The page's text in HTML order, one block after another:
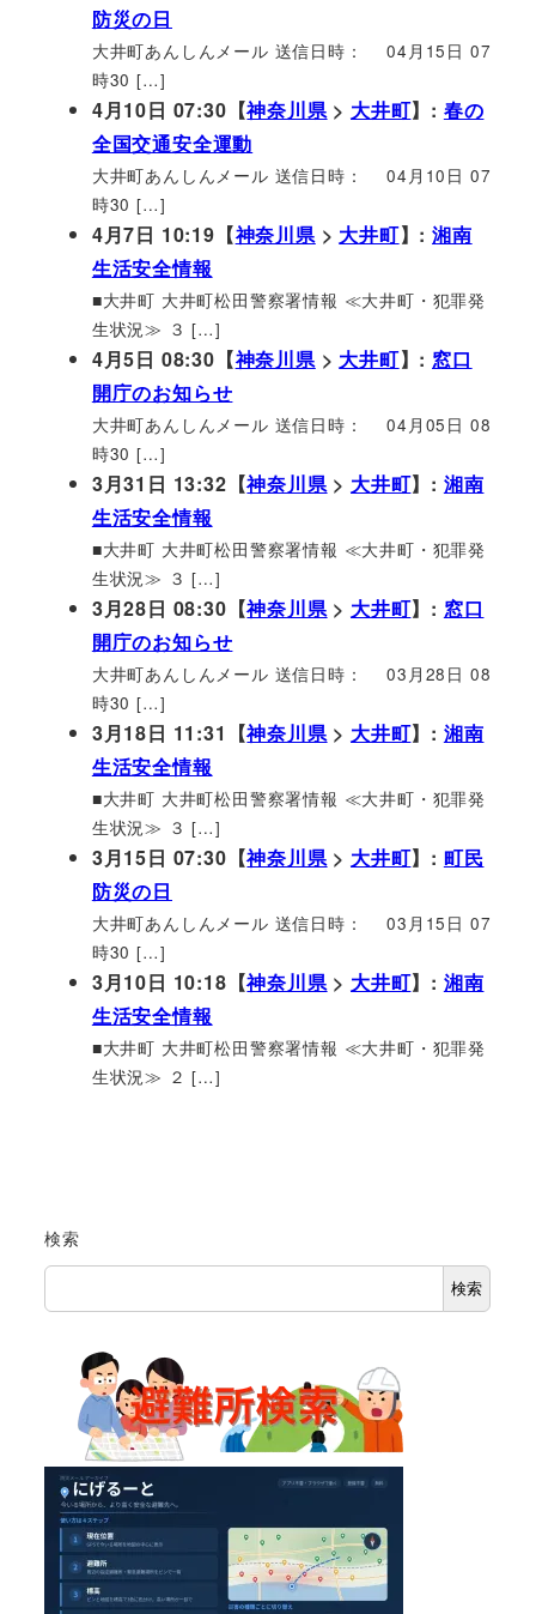
防災の日
大井町あんしんメール 送信日時： 04月15日 07
時30 […]
4月10日 07:30【神奈川県> 大井町】: 春の
全国交通安全運動
大井町あんしんメール 送信日時： 04月10日 07
時30 […]
4月7日 10:19【神奈川県> 大井町】:湘南
生活安全情報
■大井町 大井町松田警察署情報 ≪大井町・犯罪発
生状況≫ ３ […]
4月5日 08:30【神奈川県> 大井町】: 窓口
開庁のお知らせ
大井町あんしんメール 送信日時： 04月05日 08
時30 […]
3月31日 13:32【神奈川県> 大井町】: 湘南
生活安全情報
■大井町 大井町松田警察署情報 ≪大井町・犯罪発
生状況≫ ３ […]
3月28日 08:30【神奈川県> 大井町】: 窓口
開庁のお知らせ
大井町あんしんメール 送信日時： 03月28日 08
時30 […]
3月18日 11:31【神奈川県> 大井町】: 湘南
生活安全情報
■大井町 大井町松田警察署情報 ≪大井町・犯罪発
生状況≫ ３ […]
3月15日 07:30【神奈川県> 大井町】: 町民
防災の日
大井町あんしんメール 送信日時： 03月15日 07
時30 […]
3月10日 10:18【神奈川県> 大井町】: 湘南
生活安全情報
■大井町 大井町松田警察署情報 ≪大井町・犯罪発
生状況≫ ２ […]
検索
検索